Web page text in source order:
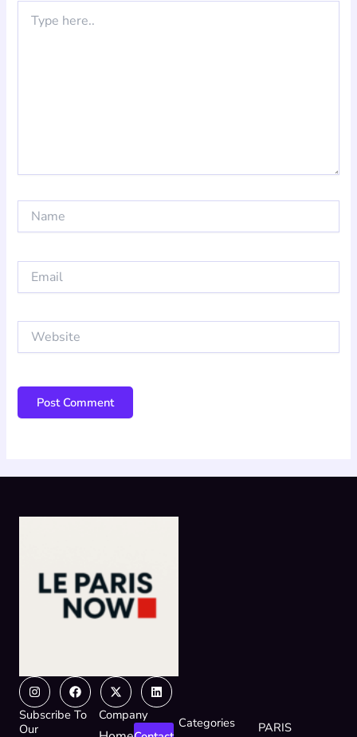
here..
Website
InstagramFacebook
X-
twitter
Linkedin
Subscribe To
Our
Company
Categories
PARIS